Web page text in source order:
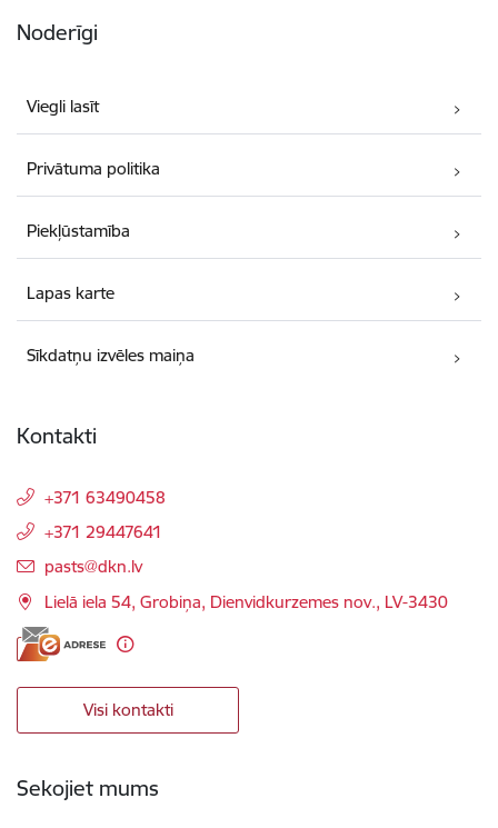
Noderīgi
Viegli lasīt
Privātuma politika
Piekļūstamība
Lapas karte
Sīkdatņu izvēles maiņa
Kontakti
+371 63490458
+371 29447641
E-pasts:
pasts@dkn.lv
Lielā iela 54, Grobiņa, Dienvidkurzemes nov., LV-3430
Visi kontakti
Sekojiet mums